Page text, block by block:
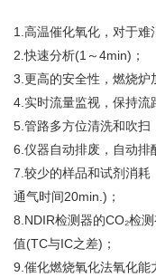
1.高温催化氧化，对于
2.快速分析(1～4min)；
3.更高的安全性，燃烧炉
4.实时流量监视，保持流
5.管路多方位清洗和吹扫
6.仪器自动排废，自动排
7.较少的样品和试剂消
通气时间20min.)；
8.NDIR检测器的CO₂检
值(TC与IC之差)；
9.催化燃烧氧化法氧化